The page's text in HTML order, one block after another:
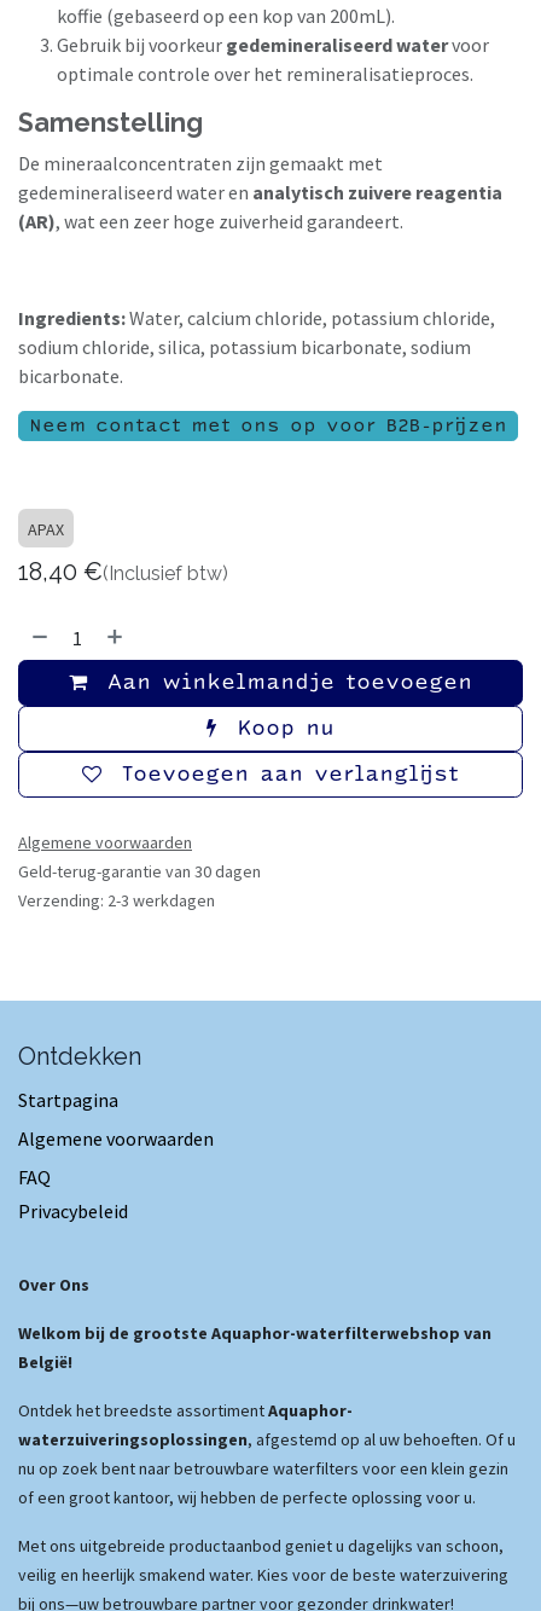
koffie (gebaseerd op een kop van 200mL).
Gebruik bij voorkeur gedemineraliseerd watervoor
optimale controle over het remineralisatieproces.
Samenstelling
De mineraalconcentraten zijn gemaakt met
gedemineraliseerd water en analytisch zuivere reagentia
(AR), wat een zeer hoge zuiverheid garandeert.
Ingredients:Water, calcium chloride, potassium chloride,
sodium chloride, silica, potassium bicarbonate, sodium
bicarbonate.
Neem contact met ons op voor B2B-prijzen
APAX
18,40 €(Inclusief btw)
Aan winkelmandje toevoegen
Koop nu
Toevoegen aan verlanglijst
Algemene voorwaarden
Geld-terug-garantie van 30 dagen
Verzending: 2-3 werkdagen
Ontdekken
Startpagina
Algemene voorwaarden
FAQ
Privacybeleid
Over Ons
Welkom bij de grootste Aquaphor-waterfilterwebshop van
België!
Ontdek het breedste assortimentAquaphor-
waterzuiveringsoplossingen, afgestemd op al uw behoeften. Of u
nu op zoek bent naar betrouwbare waterfilters voor een klein gezin
of een groot kantoor, wij hebben de perfecte oplossing voor u.
Met ons uitgebreide productaanbod geniet u dagelijks van schoon,
veilig en heerlijk smakend water. Kies voor de beste waterzuivering
bij ons—uw betrouwbare partner voor gezonder drinkwater!